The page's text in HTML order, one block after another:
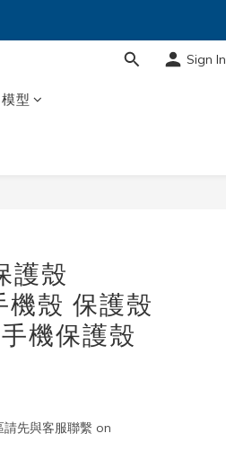
Sign In
型
護殼
殼 保護殼
機保護殼
先與客服聯繫 on